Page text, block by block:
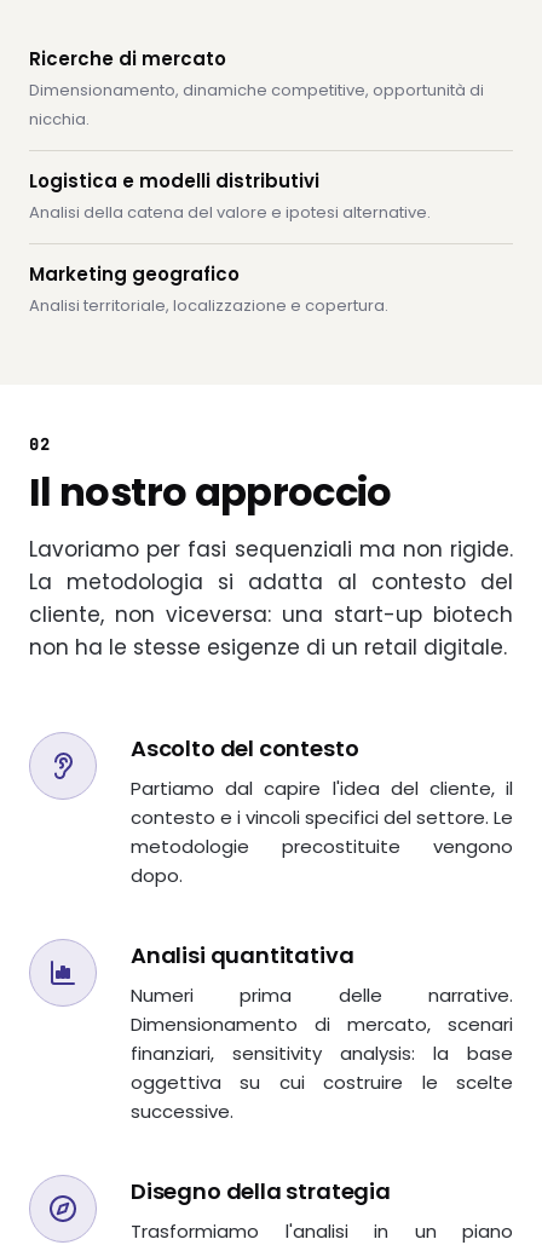
Ricerche di mercato
Dimensionamento, dinamiche competitive, opportunità di
nicchia.
Logistica e modelli distributivi
Analisi della catena del valore e ipotesi alternative.
Marketing geografico
Analisi territoriale, localizzazione e copertura.
02
Il nostro approccio
Lavoriamo per fasi sequenziali ma non rigide.
La metodologia si adatta al contesto del
cliente, non viceversa: una start-up biotech
non ha le stesse esigenze di un retail digitale.
Ascolto del contesto
Partiamo dal capire l'idea del cliente, il
contesto e i vincoli specifici del settore. Le
metodologie precostituite vengono
dopo.
Analisi quantitativa
Numeri prima delle narrative.
Dimensionamento di mercato, scenari
finanziari, sensitivity analysis: la base
oggettiva su cui costruire le scelte
successive.
Disegno della strategia
Trasformiamo l'analisi in un piano